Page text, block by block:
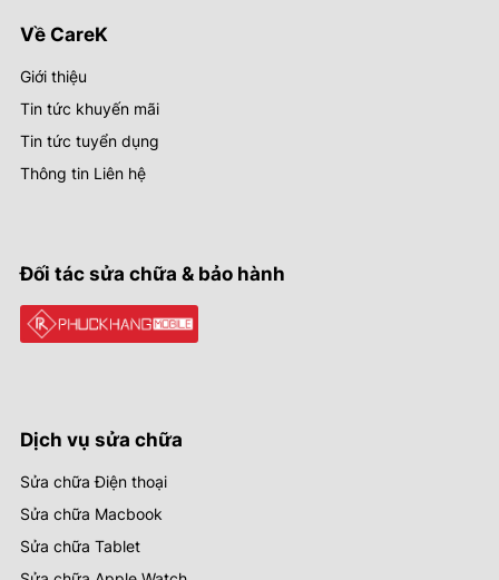
Về CareK
Giới thiệu
Tin tức khuyến mãi
Tin tức tuyển dụng
Thông tin Liên hệ
Đối tác sửa chữa & bảo hành
Dịch vụ sửa chữa
Sửa chữa Điện thoại
Sửa chữa Macbook
Sửa chữa Tablet